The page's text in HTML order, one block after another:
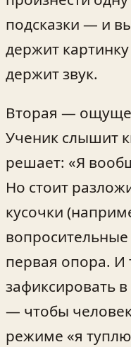
подсказки — и
держит
держит звук.
Вторая —
Ученик слышит
решает: «Я
Но стоит
кусочки
вопросительные
первая опора. И
зафиксировать
— чтобы
режиме «я